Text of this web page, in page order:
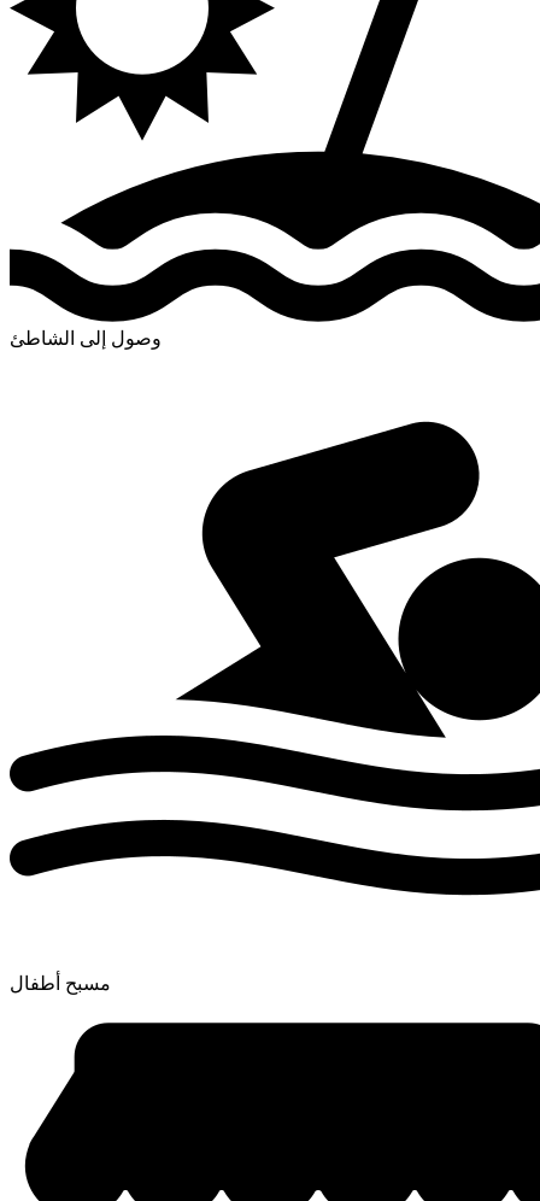
وصول إلى الشاطئ
مسبح أطفال